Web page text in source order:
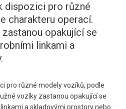
dispozici pro různé
charakteru operací.
opakující se
linkami a
pro různé modely vozíků, podle
vozíky zastanou opakující se
a skladovými prostory nebo